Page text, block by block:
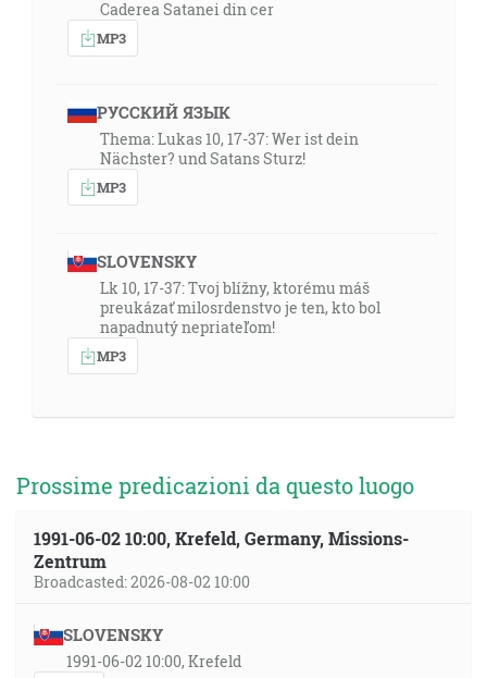
Caderea Satanei din cer
MP3
РУССКИЙ ЯЗЫК
Thema: Lukas 10, 17-37: Wer ist dein
Nächster? und Satans Sturz!
MP3
SLOVENSKY
Lk 10, 17-37: Tvoj blížny, ktorému máš
preukázať milosrdenstvo je ten, kto bol
napadnutý nepriateľom!
MP3
Prossime predicazioni da questo luogo
1991-06-02 10:00, Krefeld, Germany, Missions-
Zentrum
Broadcasted: 2026-08-02 10:00
SLOVENSKY
1991-06-02 10:00, Krefeld